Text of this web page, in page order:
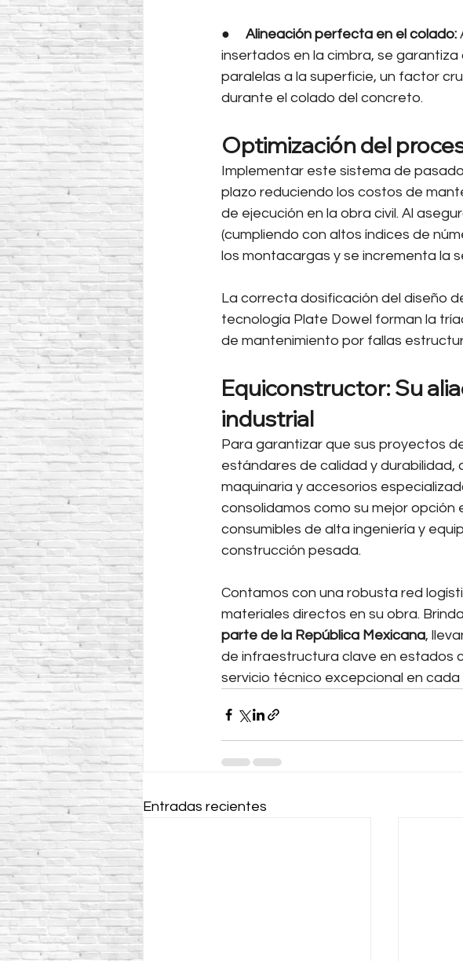
● Alineación perfecta en el colado:
insertados en la cimbra, se
paralelas a la superficie, un factor
durante el colado del concreto.
Optimización del
Implementar este sistema de
plazo reduciendo los costos de
de ejecución en la obra civil. Al
(cumpliendo con altos índices de
los montacargas y se incrementa la
La correcta dosificación del diseño
tecnología Plate Dowel forman la
de mantenimiento por fallas
Equiconstructor: Su
industrial
Para garantizar que sus proyectos
estándares de calidad y
maquinaria y accesorios
consolidamos como su mejor
consumibles de alta ingeniería y
construcción pesada.
Contamos con una robusta red
materiales directos en su obra.
parte de la República Mexicana,
de infraestructura clave en estados
servicio técnico excepcional en cada
Entradas recientes